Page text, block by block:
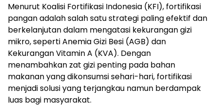
Menurut Koalisi Fortifikasi Indonesia (KFI), fortifikasi
pangan adalah salah satu strategi paling efektif dan
berkelanjutan dalam mengatasi kekurangan gizi
mikro, seperti Anemia Gizi Besi (AGB) dan
Kekurangan Vitamin A (KVA). Dengan
menambahkan zat gizi penting pada bahan
makanan yang dikonsumsi sehari-hari, fortifikasi
menjadi solusi yang terjangkau namun berdampak
luas bagi masyarakat.